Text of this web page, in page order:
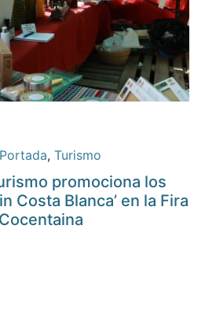
Portada, Turismo
promociona los
Costa Blanca’ en la Fira